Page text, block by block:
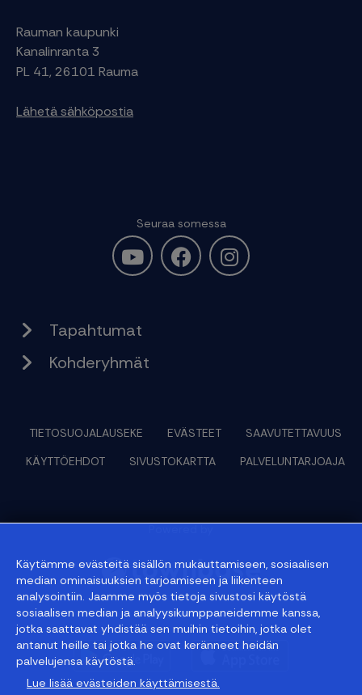
Rauman kaupunki
Kanalinranta 3
PL 41, 26101 Rauma
Lähetä sähköpostia
Seuraa somessa
Tapahtumat
Kohderyhmät
TIETOSUOJALAUSEKE EVÄSTEET
SAAVUTETTAVUUS
KÄYTTÖEHDOT
SIVUSTOKARTTA PALVELUNTARJOAJA
© 2026 townbase
Käytämme evästeitä sisällön mukauttamiseen, sosiaalisen
median ominaisuuksien tarjoamiseen ja liikenteen
analysointiin. Jaamme myös tietoja sivustosi käytöstä
sosiaalisen median ja analyysikumppaneidemme kanssa,
jotka saattavat yhdistää sen muihin tietoihin, jotka olet
antanut heille tai jotka he ovat keränneet heidän
palvelujensa käytöstä.
Lue lisää evästeiden käyttämisestä.